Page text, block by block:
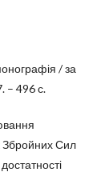
/ за
– 496 с.
Збройних Сил